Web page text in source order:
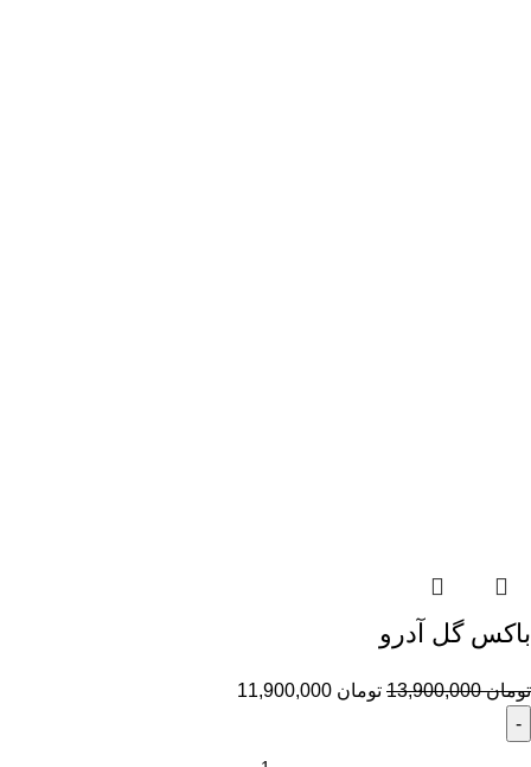
باکس گل آدرو
تومان13,900,000 تومان